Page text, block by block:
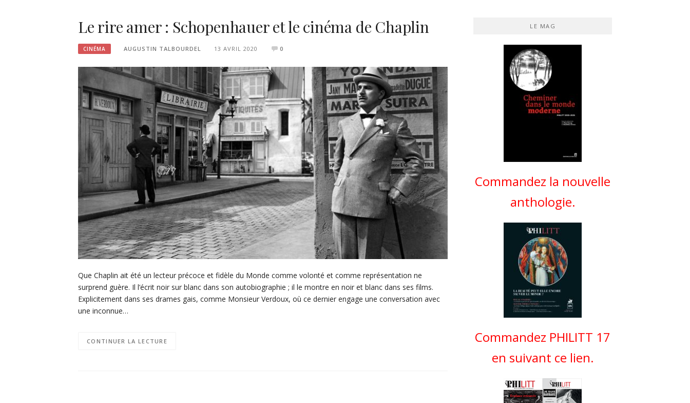
Le rire amer : Schopenhauer et le cinéma de Chaplin
CINÉMA AUGUSTIN TALBOURDEL 13 AVRIL 2020 0
Que Chaplin ait été un lecteur précoce et fidèle du Monde comme volonté et comme représentation ne
surprend guère. Il l’écrit noir sur blanc dans son autobiographie ; il le montre en noir et blanc dans ses films.
Explicitement dans ses drames gais, comme Monsieur Verdoux, où ce dernier engage une conversation avec
une inconnue…
CONTINUER LA LECTURE
LE MAG
Commandez la nouvelle
anthologie.
Commandez PHILITT 17
en suivant ce lien.